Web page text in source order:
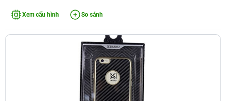
Xem cấu hình So sánh